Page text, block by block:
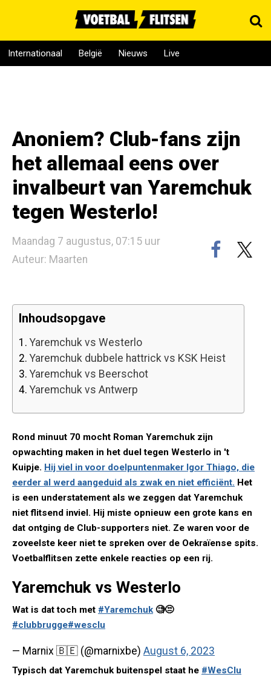
Internationaal België Nieuws Live
Anoniem? Club-fans zijn
het allemaal eens over
invalbeurt van Yaremchuk
tegen Westerlo!
Maandag 7 augustus, 07:15 uur
Auteur: Maarten
Inhoudsopgave
1. Yaremchuk vs Westerlo
2. Yaremchuk dubbele hattrick vs KSK Heist
3. Yaremchuk vs Beerschot
4. Yaremchuk vs Antwerp
Rond minuut 70 mocht Roman Yaremchuk zijn
opwachting maken in het duel tegen Westerlo in 't
Kuipje. Hij viel in voor doelpuntenmaker Igor Thiago, die
eerder al werd aangeduid als zwak en niet efficiënt. Het
is een understatement als we zeggen dat Yaremchuk
niet flitsend inviel. Hij miste opnieuw een grote kans en
dat ontging de Club-supporters niet. Ze waren voor de
zoveelste keer niet te spreken over de Oekraïense spits.
Voetbalflitsen zette enkele reacties op een rij.
Yaremchuk vs Westerlo
Wat is dat toch met #Yaremchuk🧐😒
#clubbrugge#wesclu
— Marnix 🇧🇪 (@marnixbe) August 6, 2023
Typisch dat Yaremchuk buitenspel staat he #WesClu